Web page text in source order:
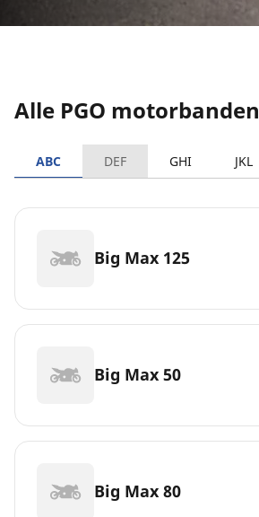
Alle PGO motorbanden
ABC DEF GHI JKL
Big Max 125
Big Max 50
Big Max 80